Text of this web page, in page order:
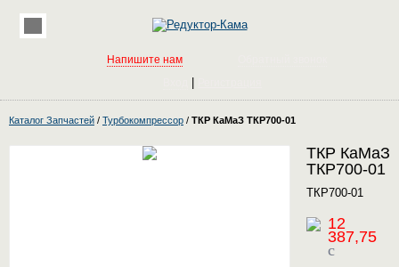
Напишите нам
Каталог Запчастей / Турбокомпрессор / ТКР КаМаЗ ТКР700-01
ТКР КаМаЗ
ТКР700-01
ТКР700-01
12
387,75
c